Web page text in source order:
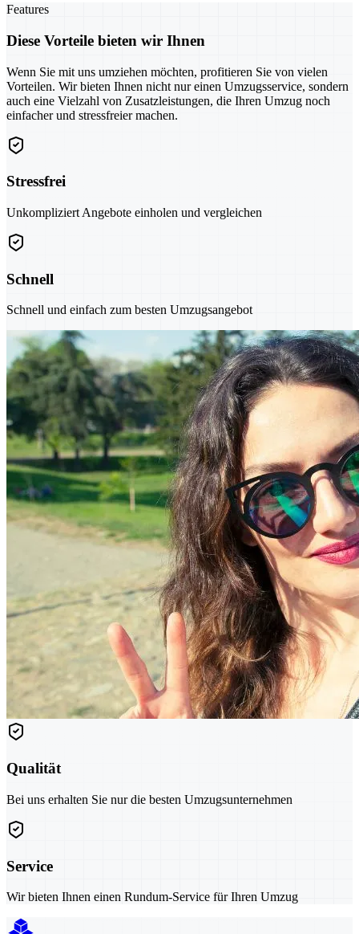
Features
Diese Vorteile bieten wir Ihnen
Wenn Sie mit uns umziehen möchten, profitieren Sie von vielen
Vorteilen. Wir bieten Ihnen nicht nur einen Umzugsservice, sondern
auch eine Vielzahl von Zusatzleistungen, die Ihren Umzug noch
einfacher und stressfreier machen.
Stressfrei
Unkompliziert Angebote einholen und vergleichen
Schnell
Schnell und einfach zum besten Umzugsangebot
Qualität
Bei uns erhalten Sie nur die besten Umzugsunternehmen
Service
Wir bieten Ihnen einen Rundum-Service für Ihren Umzug